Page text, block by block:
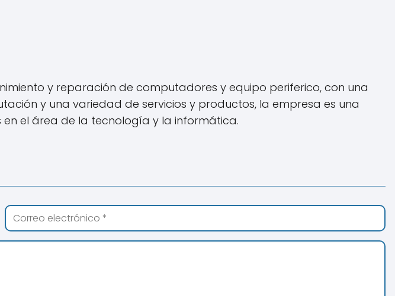
y reparación de computadores y equipo periferico, con una
y una variedad de servicios y productos, la empresa es una
el área de la tecnología y la informática.